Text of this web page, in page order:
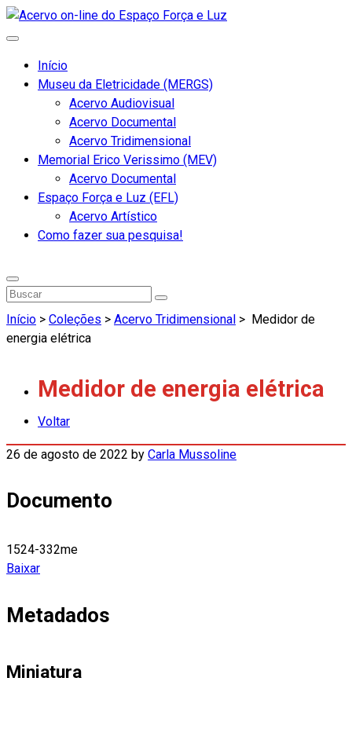
Início
Museu da Eletricidade (MERGS)
Acervo Audiovisual
Acervo Documental
Acervo Tridimensional
Memorial Erico Verissimo (MEV)
Acervo Documental
Espaço Força e Luz (EFL)
Acervo Artístico
Como fazer sua pesquisa!
Início > Coleções > Acervo Tridimensional > Medidor de
energia elétrica
Medidor de energia elétrica
Voltar
26 de agosto de 2022 by Carla Mussoline
Documento
1524-332me
Baixar
Metadados
Miniatura